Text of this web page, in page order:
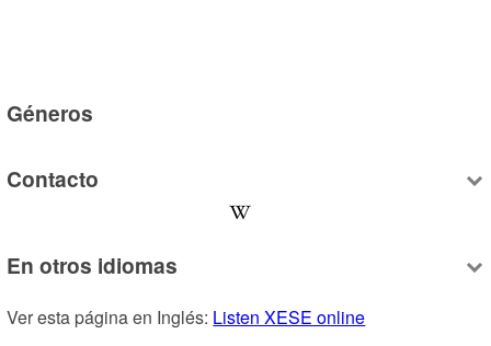
Géneros
Contacto
En otros idiomas
Ver esta página en Inglés: Listen XESE online